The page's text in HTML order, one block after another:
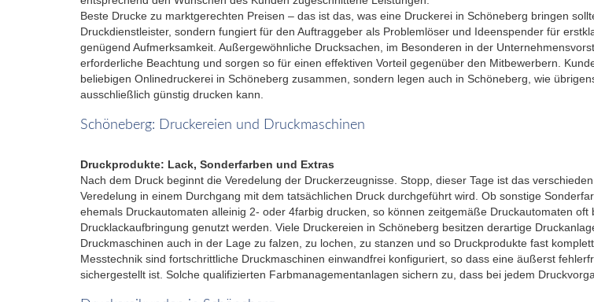
Beste Drucke zu marktgerechten Preisen – das ist das, was eine Druckerei in Schöneberg bringen
Druckdienstleister, sondern fungiert für den Auftraggeber als Problemlöser und Ideenspender für
genügend Aufmerksamkeit. Außergewöhnliche Drucksachen, im Besonderen in der
erforderliche Beachtung und sorgen so für einen effektiven Vorteil gegenüber den Mitbewerbern.
beliebigen Onlinedruckerei in Schöneberg zusammen, sondern legen auch in Schöneberg, wie
ausschließlich günstig drucken kann.
Schöneberg: Druckereien und Druckmaschinen
Druckprodukte: Lack, Sonderfarben und Extras
Nach dem Druck beginnt die Veredelung der Druckerzeugnisse. Stopp, dieser Tage ist das
Veredelung in einem Durchgang mit dem tatsächlichen Druck durchgeführt wird. Ob sonstige
ehemals Druckautomaten alleinig 2- oder 4farbig drucken, so können zeitgemäße Druckautomaten
Drucklackaufbringung genutzt werden. Viele Druckereien in Schöneberg besitzen derartige
Druckmaschinen auch in der Lage zu falzen, zu lochen, zu stanzen und so Druckprodukte fast
Messtechnik sind fortschrittliche Druckmaschinen einwandfrei konfiguriert, so dass eine äußerst
sichergestellt ist. Solche qualifizierten Farbmanagementanlagen sichern zu, dass bei jedem